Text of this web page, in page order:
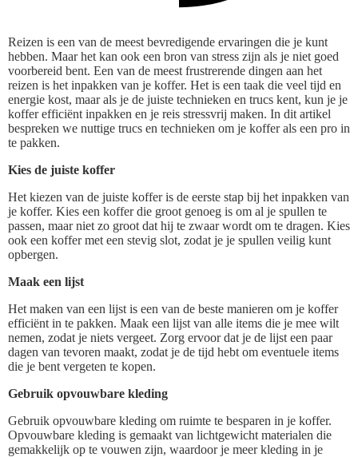
Reizen is een van de meest bevredigende ervaringen die je kunt
hebben. Maar het kan ook een bron van stress zijn als je niet goed
voorbereid bent. Een van de meest frustrerende dingen aan het
reizen is het inpakken van je koffer. Het is een taak die veel tijd en
energie kost, maar als je de juiste technieken en trucs kent, kun je je
koffer efficiënt inpakken en je reis stressvrij maken. In dit artikel
bespreken we nuttige trucs en technieken om je koffer als een pro in
te pakken.
Kies de juiste koffer
Het kiezen van de juiste koffer is de eerste stap bij het inpakken van
je koffer. Kies een koffer die groot genoeg is om al je spullen te
passen, maar niet zo groot dat hij te zwaar wordt om te dragen. Kies
ook een koffer met een stevig slot, zodat je je spullen veilig kunt
opbergen.
Maak een lijst
Het maken van een lijst is een van de beste manieren om je koffer
efficiënt in te pakken. Maak een lijst van alle items die je mee wilt
nemen, zodat je niets vergeet. Zorg ervoor dat je de lijst een paar
dagen van tevoren maakt, zodat je de tijd hebt om eventuele items
die je bent vergeten te kopen.
Gebruik opvouwbare kleding
Gebruik opvouwbare kleding om ruimte te besparen in je koffer.
Opvouwbare kleding is gemaakt van lichtgewicht materialen die
gemakkelijk op te vouwen zijn, waardoor je meer kleding in je